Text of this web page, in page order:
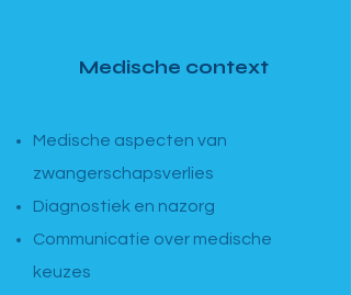
Medische context
Medische aspecten van
zwangerschapsverlies
Diagnostiek en nazorg
Communicatie over medische
keuzes